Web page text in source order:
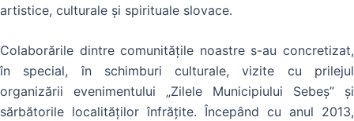
artistice, culturale și spirituale slovace.
Colaborările dintre comunităţile noastre s-au concretizat,
în special, în schimburi culturale, vizite cu prilejul
organizării evenimentului „Zilele Municipiului Sebeș” şi
sărbătorile localităţilor înfrăţite. Începând cu anul 2013,